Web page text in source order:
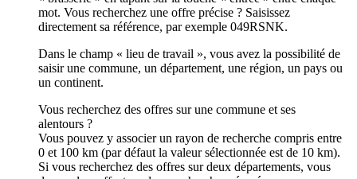
mot. Vous recherchez une offre précise ? Saisissez
directement sa référence, par exemple 049RSNK.
Dans le champ « lieu de travail », vous avez la possibilité de
saisir une commune, un département, une région, un pays ou
un continent.
Vous recherchez des offres sur une commune et ses
alentours ?
Vous pouvez y associer un rayon de recherche compris entre
0 et 100 km (par défaut la valeur sélectionnée est de 10 km).
Si vous recherchez des offres sur deux départements, vous